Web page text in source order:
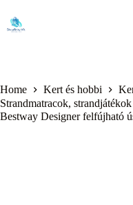
content
Home Kert és hobbi
Strandmatracok, strandjátékok
Bestway Designer felfújható